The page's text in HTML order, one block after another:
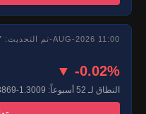
تم التحديث: 07-AUG-2026 11:00
▼ -0.02%
النطاق لـ 52 أسبوعاً: 1.3009-1.3869